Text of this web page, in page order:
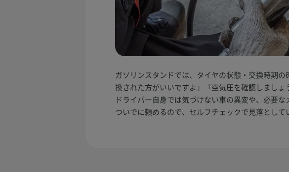
ガソリンスタンドでは、タイヤの状態・交換時期
換された方がいいですよ」「空気圧を確認しまし
ドライバー自身では気づけない車の異変や、必要
ついでに頼めるので、セルフチェックで見落とし